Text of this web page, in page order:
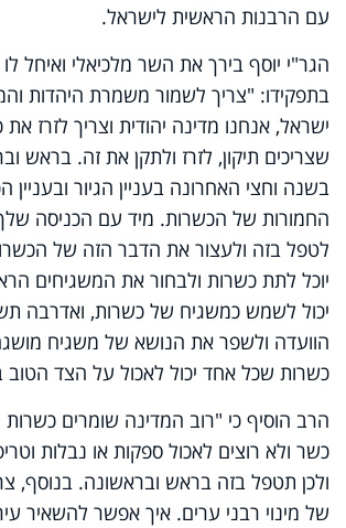
עם הרבנות הראשית לישראל.
הגר"י יוסף בירך את השר מלכיאלי ואיחל
בתפקידו: "צריך לשמור משמרת היהדות
ישראל, אנחנו מדינה יהודית וצריך לזרז
שצריכים תיקון, לזרז ולתקן את זה. בראש
בשנה וחצי האחרונה בעניין הגיור
החמורות של הכשרות. מיד עם הכניסה
לטפל בזה ולעצור את הדבר הזה של
יוכל לתת כשרות ולבחור את המשגיחים
יכול לשמש כמשגיח של כשרות, ואדרבה
הוועדה ולשפר את הנושא של משגיח
כשרות שכל אחד יכול לאכול על הצד הטוב
הרב הוסיף כי "רוב המדינה שומרים כשרות
כשר ולא רוצים לאכול ספקות או נבלות
ולכן תטפל בזה בראש ובראשונה. בנוסף,
של מינוי רבני ערים. איך אפשר להשאיר